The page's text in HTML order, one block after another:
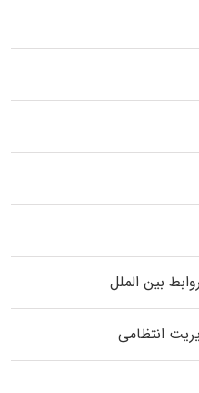
بین الملل
انتظامی